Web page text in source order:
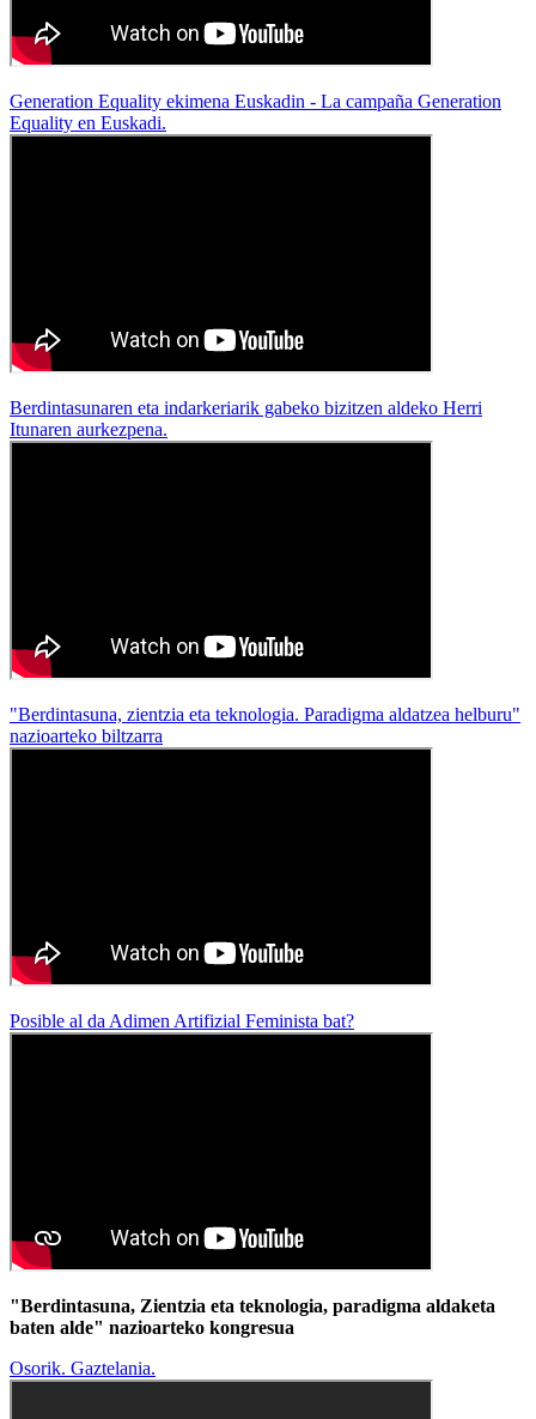
Generation Equality ekimena Euskadin - La campaña Generation
Equality en Euskadi.
Berdintasunaren eta indarkeriarik gabeko bizitzen aldeko Herri
Itunaren aurkezpena.
"Berdintasuna, zientzia eta teknologia. Paradigma aldatzea helburu"
nazioarteko biltzarra
Posible al da Adimen Artifizial Feminista bat?
"Berdintasuna, Zientzia eta teknologia, paradigma aldaketa
baten alde" nazioarteko kongresua
Osorik. Gaztelania.